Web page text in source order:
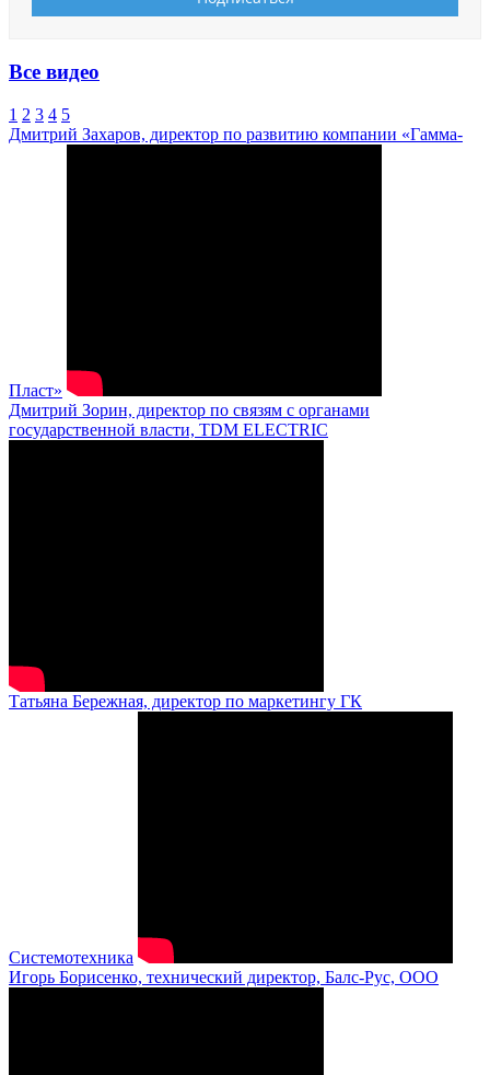
Все видео
1 2 3 4 5
Дмитрий Захаров, директор по развитию компании «Гамма-
Пласт»
Дмитрий Зорин, директор по связям с органами
государственной власти, TDM ELECTRIC
Татьяна Бережная, директор по маркетингу ГК
Системотехника
Игорь Борисенко, технический директор, Балс-Рус, ООО